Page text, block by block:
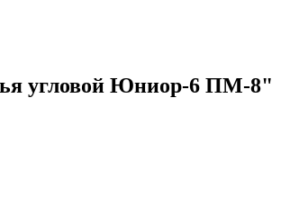
угловой Юниор-6 ПМ-8"